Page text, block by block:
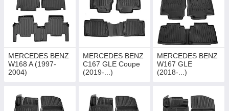
MERCEDES BENZ
W168 A (1997-
2004)
MERCEDES BENZ
C167 GLE Coupe
(2019-...)
MERCEDES BENZ
W167 GLE
(2018-...)